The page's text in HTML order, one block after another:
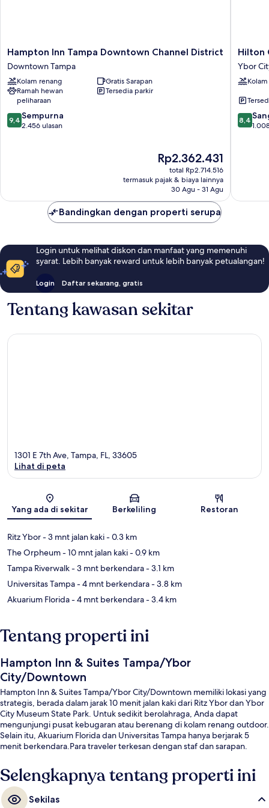
Hampton
Inn
Tampa
Downtown
Channel
District
Downtown
Tampa
Hampton Inn Tampa Downtown Channel District
Downtown Tampa
Kolam renang
Gratis Sarapan
Ramah hewan
peliharaan
Tersedia parkir
9.4
dari
9,4 Sempurna
2.456 ulasan
Harga
sekarang
Rp2.362.431
Rp2.362.431
total Rp2.714.516
termasuk pajak & biaya lainnya
30 Agu - 31 Agu
Hilton
Garden
Inn
Tampa
Historic
District
Ybor
Hilton
Ybor
8.4
dari
8,4
Bandingkan dengan properti serupa
Login untuk melihat diskon dan manfaat yang memenuhi
syarat. Lebih banyak reward untuk lebih banyak petualangan!
Login Daftar sekarang, gratis
Tentang kawasan sekitar
Peta
1301 E 7th Ave, Tampa, FL, 33605
Lihat di peta
Yang ada di sekitar Berkeliling Restoran
Ritz Ybor- 3 mnt jalan kaki- 0.3 km
The Orpheum- 10 mnt jalan kaki- 0.9 km
Tampa Riverwalk- 3 mnt berkendara- 3.1 km
Universitas Tampa- 4 mnt berkendara- 3.8 km
Akuarium Florida- 4 mnt berkendara- 3.4 km
Tentang properti ini
Hampton Inn & Suites Tampa/Ybor
City/Downtown
Hampton Inn & Suites Tampa/Ybor City/Downtown memiliki lokasi yang
strategis, berada dalam jarak 10 menit jalan kaki dari Ritz Ybor dan Ybor
City Museum State Park. Untuk sedikit berolahraga, Anda dapat
mengunjungi pusat kebugaran atau berenang di kolam renang outdoor.
Selain itu, Akuarium Florida dan Universitas Tampa hanya berjarak 5
menit berkendara.Para traveler terkesan dengan staf dan sarapan.
Selengkapnya tentang properti ini
Sekilas